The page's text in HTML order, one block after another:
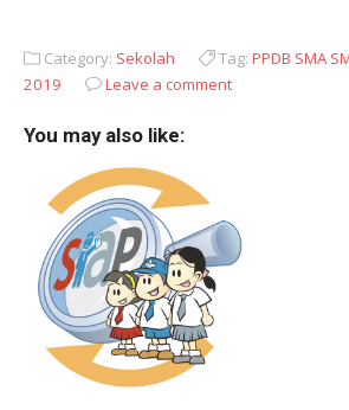
Category: Sekolah Tag: PPDB SMA
2019
Leave a comment
You may also like: